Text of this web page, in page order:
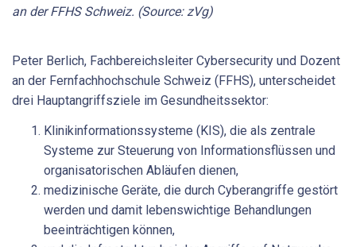
an der FFHS Schweiz. (Source: zVg)
Peter Berlich, Fachbereichsleiter Cyber­security und Dozent
an der Fernfachhochschule Schweiz (FFHS), unterscheidet
drei Hauptangriffsziele im Gesundheitssektor:
Klinikinformationssysteme (KIS), die als zentrale
Systeme zur Steuerung von Informationsflüssen und
organisatorischen Abläufen dienen,
medizinische Geräte, die durch Cyberangriffe gestört
werden und damit lebenswichtige Behandlungen
beeinträchtigen können,